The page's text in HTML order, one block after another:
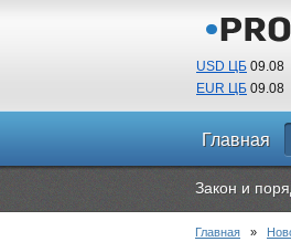
USD ЦБ 09.08
EUR ЦБ 09.08
Главная
Закон и
Главная »